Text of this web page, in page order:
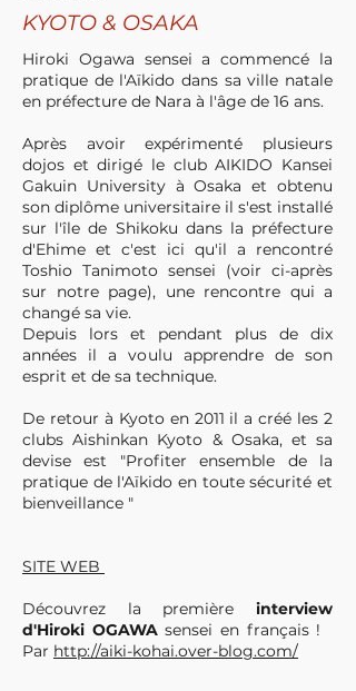
KYOTO & OSAKA
Hiroki Ogawa sensei a commencé la
pratique de l'Aïkido dans sa ville natale
en préfecture de Nara à l'âge de 16 ans.
Après avoir expérimenté plusieurs
dojos et dirigé le club AIKIDO Kansei
Gakuin University à Osaka et obtenu
son diplôme universitaire il s'est installé
sur l'île de Shikoku dans la préfecture
d'Ehime et c'est ici qu'il a rencontré
Toshio Tanimoto sensei (voir ci-après
sur notre page), une rencontre qui a
changé sa vie.
Depuis lors et pendant plus de dix
années il a voulu apprendre de son
esprit et de sa technique.
De retour à Kyoto en 2011 il a créé les 2
clubs Aishinkan Kyoto & Osaka, et sa
devise est "Profiter ensemble de la
pratique de l'Aïkido en toute sécurité et
bienveillance "
SITE WEB
Découvrez la première interview
d'Hiroki OGAWAsensei en français !
Par http://aiki-kohai.over-blog.com/